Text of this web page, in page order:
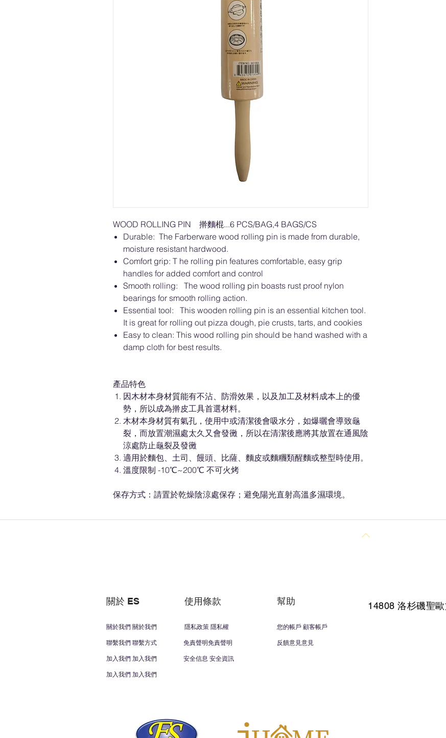
WOOD ROLLING PIN 擀麵棍...6 PCS/BAG,4 BAGS/CS
Durable: The Farberware wood rolling pin is made from durable,
moisture resistant hardwood.
Comfort grip: T he rolling pin features comfortable, easy grip
handles for added comfort and control
Smooth rolling: The wood rolling pin boasts rust proof nylon
bearings for smooth rolling action.
Essential tool: This wooden rolling pin is an essential kitchen tool.
It is great for rolling out pizza dough, pie crusts, tarts, and cookies
Easy to clean: This wood rolling pin should be hand washed with a
damp cloth for best results.
產品特色
因木材本身材質能有不沾、防滑效果，以及加工及材料成本上的優
勢，所以成為擀皮工具首選材料。
木材本身材質有氣孔，使用中或清潔後會吸水分，如爆曬會導致龜
裂，而放置潮濕處太久又會發黴，所以在清潔後應將其放置在通風陰
涼處防止龜裂及發黴
適用於麵包、土司、饅頭、比薩、麵皮或麵糰類醒麵或整型時使用。
溫度限制 -10℃~200℃ 不可火烤
保存方式：請置於乾燥陰涼處保存；避免陽光直射高溫多濕環境。
關於 ES 使用條款 幫助
關於我們 關於我們
聯繫我們 聯繫方式
加入我們 加入我們
隱私政策 隱私權
免責聲明免責聲明
安全信息 安全資訊
您的帳戶 顧客帳戶
反饋意見意見
加入我們 加入我們
14808 洛杉磯聖歐